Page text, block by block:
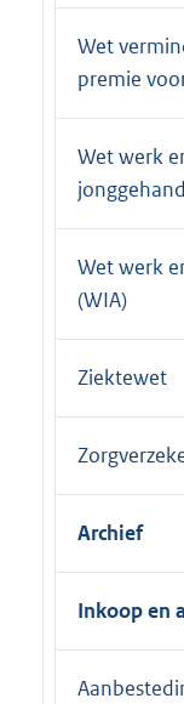
Wet
premie
Wet werk
Wet werk
(WIA)
Ziektewet
Archief
Inkoop en